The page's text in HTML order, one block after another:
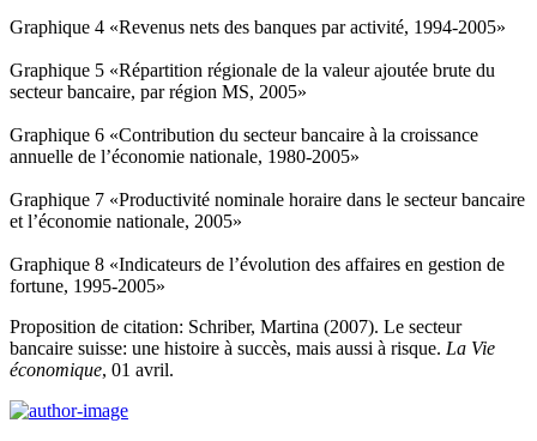
Graphique 4 «Revenus nets des banques par activité, 1994-2005»
Graphique 5 «Répartition régionale de la valeur ajoutée brute du
secteur bancaire, par région MS, 2005»
Graphique 6 «Contribution du secteur bancaire à la croissance
annuelle de l’économie nationale, 1980-2005»
Graphique 7 «Productivité nominale horaire dans le secteur bancaire
et l’économie nationale, 2005»
Graphique 8 «Indicateurs de l’évolution des affaires en gestion de
fortune, 1995-2005»
Proposition de citation: Schriber, Martina (2007). Le secteur
bancaire suisse: une histoire à succès, mais aussi à risque. La Vie
économique, 01 avril.